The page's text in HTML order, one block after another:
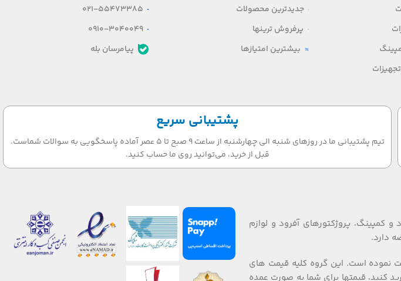
جدیدترین محصولات
پرفروش ترینها
بیشترین امتیازها
021-55473385
0910-3040049
پیامرسان بله
پشتیبانی سریع
تیم پشتیبانی ما در روزهای شنبه الی چهارشنبه از ساعت 9 صبح تا 5 عصر آماده پاسخگویی به سوالات شماست.
قبل از خرید، می‌توانید روی ما حساب کنید.
و کمپینگ، پروژکتورهای آفرود و لوازم
دارد.
نموده است. این گروه کلیه قیمت های
را گارانتی می نماید. همکاران گرامی، در صورتی که از هر کالا بیش از ۵ عدد خرید کنید، قیمتها برای شما به صورت عمده